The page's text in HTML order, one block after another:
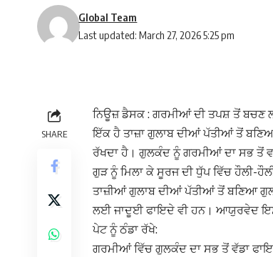
Last updated: March 27, 2026 5:25 pm
Global Team
SHARE
ਨਿਊਜ਼ ਡੈਸਕ : ਗਰਮੀਆਂ ਦੀ ਤਪਸ਼ ਤੋਂ ਬਚਣ
ਇੱਕ ਹੈ ਤਾਜ਼ਾ ਗੁਲਾਬ ਦੀਆਂ ਪੱਤੀਆਂ ਤੋਂ
ਰੱਖਦਾ ਹੈ। ਗੁਲਕੰਦ ਨੂੰ ਗਰਮੀਆਂ ਦਾ ਸਭ ਤੋਂ
ਗੁੜ ਨੂੰ ਮਿਲਾ ਕੇ ਸੂਰਜ ਦੀ ਧੁੱਪ ਵਿੱਚ ਹੌਲੀ-
ਤਾਜ਼ੀਆਂ ਗੁਲਾਬ ਦੀਆਂ ਪੱਤੀਆਂ ਤੋਂ ਬਣਿਆ
ਲਈ ਜਾਦੂਈ ਫਾਇਦੇ ਵੀ ਹਨ। ਆਯੁਰਵੇਦ
ਪੇਟ ਨੂੰ ਠੰਡਾ ਰੱਖੇ:
ਗਰਮੀਆਂ ਵਿੱਚ ਗੁਲਕੰਦ ਦਾ ਸਭ ਤੋਂ ਵੱਡਾ